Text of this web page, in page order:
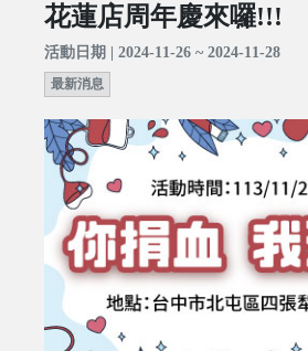
花蓮店周年慶來囉!!!
活動日期 | 2024-11-26 ~ 2024-11-28
最新消息